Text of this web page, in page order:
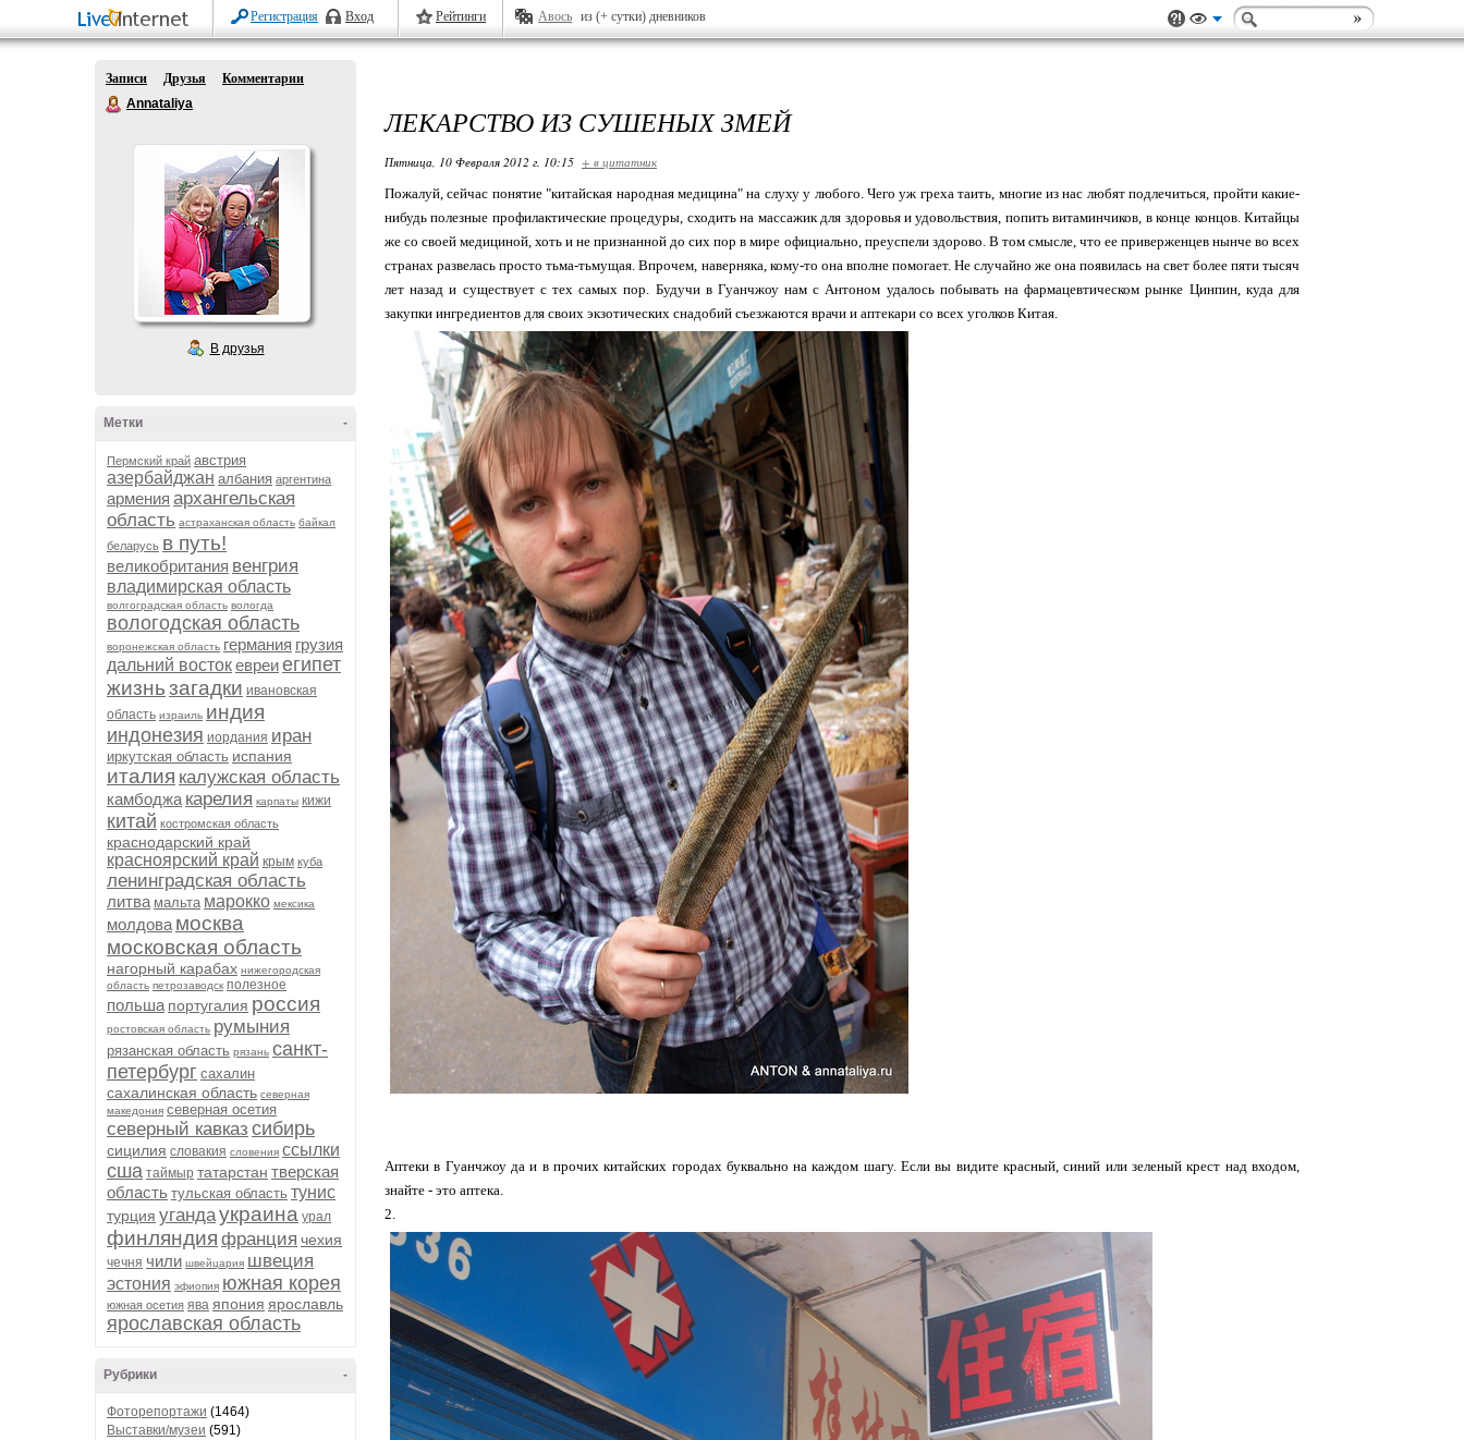
Регистрация Вход Рейтинги Авось из (+ сутки) дневников
Записи Друзья
Комментарии
Annataliya
В друзья
-
Метки
Пермский край австрия
азербайджан албания аргентина
армения архангельская
область астраханская область байкал
беларусь в путь!
великобритания венгрия
владимирская область
волгоградская область вологда
вологодская область
воронежская область германия грузия
дальний востокевреиегипет
жизньзагадки ивановская
область израиль индия
индонезия иордания иран
иркутская область испания
италия калужская область
камбоджа карелия карпаты кижи
китай костромская область
краснодарский край
красноярский край крым куба
ленинградская область
литва мальта марокко мексика
молдова москва
московская область
нагорный карабах нижегородская
область петрозаводск полезное
польша португалия россия
ростовская область румыния
рязанская область рязань санкт-
петербург сахалин
сахалинская область северная
македония северная осетия
северный кавказ сибирь
сицилия словакия словения ссылки
сша таймыр татарстан тверская
область тульская область тунис
турция угандаукраина урал
финляндия франция чехия
чечня чили швейцария швеция
эстония эфиопия южная корея
южная осетия ява япония ярославль
ярославская область
-
Рубрики
Фоторепортажи (1464)
Выставки/музеи (591)
ЛЕКАРСТВО ИЗ СУШЕНЫХ ЗМЕЙ
Пятница, 10 Февраля 2012 г. 10:15 + в цитатник
Пожалуй, сейчас понятие "китайская народная медицина" на слуху у любого. Чего уж греха таить, многие из нас любят подлечиться, пройти какие-
нибудь полезные профилактические процедуры, сходить на массажик для здоровья и удовольствия, попить витаминчиков, в конце концов. Китайцы
же со своей медициной, хоть и не признанной до сих пор в мире официально, преуспели здорово. В том смысле, что ее приверженцев нынче во всех
странах развелась просто тьма-тьмущая. Впрочем, наверняка, кому-то она вполне помогает. Не случайно же она появилась на свет более пяти тысяч
лет назад и существует с тех самых пор. Будучи в Гуанчжоу нам с Антоном удалось побывать на фармацевтическом рынке Цинпин, куда для
закупки ингредиентов для своих экзотических снадобий съезжаются врачи и аптекари со всех уголков Китая.
Аптеки в Гуанчжоу да и в прочих китайских городах буквально на каждом шагу. Если вы видите красный, синий или зеленый крест над входом,
знайте - это аптека.
2.